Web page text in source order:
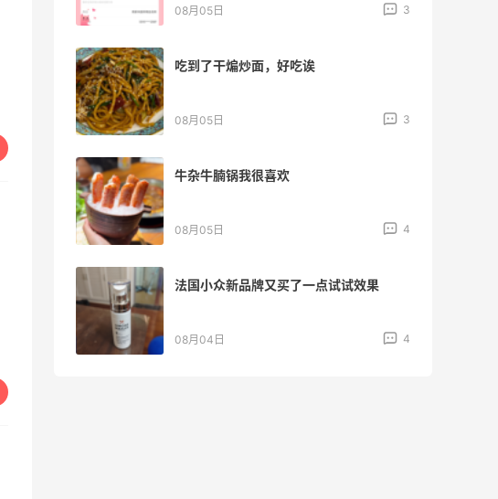
08月04日 1
【黑五海淘攻略】REVOLVE黑五2026海
08月04日 1
【黑五海淘攻略】Tory burch US黑五
08月04日 1
iherb维生素b推荐好物，性价比超高
08月04日 3